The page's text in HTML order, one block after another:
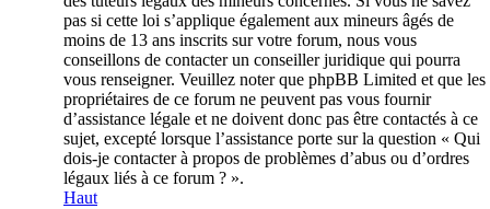
pas si cette loi s’applique également aux mineurs âgés de
moins de 13 ans inscrits sur votre forum, nous vous
conseillons de contacter un conseiller juridique qui pourra
vous renseigner. Veuillez noter que phpBB Limited et que les
propriétaires de ce forum ne peuvent pas vous fournir
d’assistance légale et ne doivent donc pas être contactés à ce
sujet, excepté lorsque l’assistance porte sur la question « Qui
dois-je contacter à propos de problèmes d’abus ou d’ordres
légaux liés à ce forum ? ».
Haut